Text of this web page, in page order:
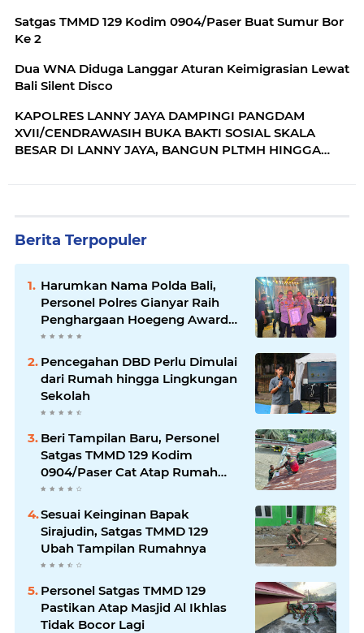
Satgas TMMD 129 Kodim 0904/Paser Buat Sumur Bor
Ke 2
Dua WNA Diduga Langgar Aturan Keimigrasian Lewat
Bali Silent Disco
KAPOLRES LANNY JAYA DAMPINGI PANGDAM
XVII/CENDRAWASIH BUKA BAKTI SOSIAL SKALA
BESAR DI LANNY JAYA, BANGUN PLTMH HINGGA
Berita Terpopuler
Harumkan Nama Polda Bali,
Personel Polres Gianyar Raih
Penghargaan Hoegeng Awards
2026
Pencegahan DBD Perlu Dimulai
dari Rumah hingga Lingkungan
Sekolah
Beri Tampilan Baru, Personel
Satgas TMMD 129 Kodim
0904/Paser Cat Atap Rumah
Marbot
Sesuai Keinginan Bapak
Sirajudin, Satgas TMMD 129
Ubah Tampilan Rumahnya
Personel Satgas TMMD 129
Pastikan Atap Masjid Al Ikhlas
Tidak Bocor Lagi